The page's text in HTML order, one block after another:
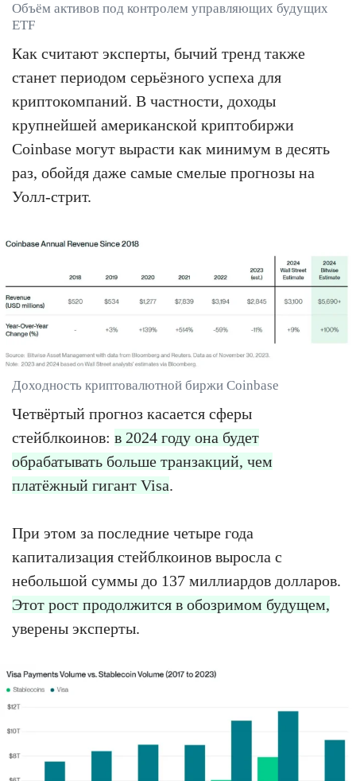
Объём активов под контролем управляющих будущих
ETF
Как считают эксперты, бычий тренд также
станет периодом серьёзного успеха для
криптокомпаний. В частности, доходы
крупнейшей американской криптобиржи
Coinbase могут вырасти как минимум в десять
раз, обойдя даже самые смелые прогнозы на
Уолл-стрит.
Доходность криптовалютной биржи Coinbase
Четвёртый прогноз касается сферы
стейблкоинов: в 2024 году она будет
обрабатывать больше транзакций, чем
платёжный гигант Visa.
При этом за последние четыре года
капитализация стейблкоинов выросла с
небольшой суммы до 137 миллиардов долларов.
Этот рост продолжится в обозримом будущем,
уверены эксперты.